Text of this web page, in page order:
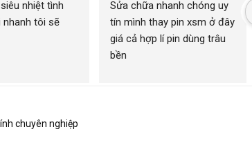
nhiệt tình
nhanh tôi sẽ
Sửa chữa nhanh chóng uy
tín mình thay pin xsm ở đây
giá cả hợp lí pin dùng trâu
bền
chuyên nghiệp